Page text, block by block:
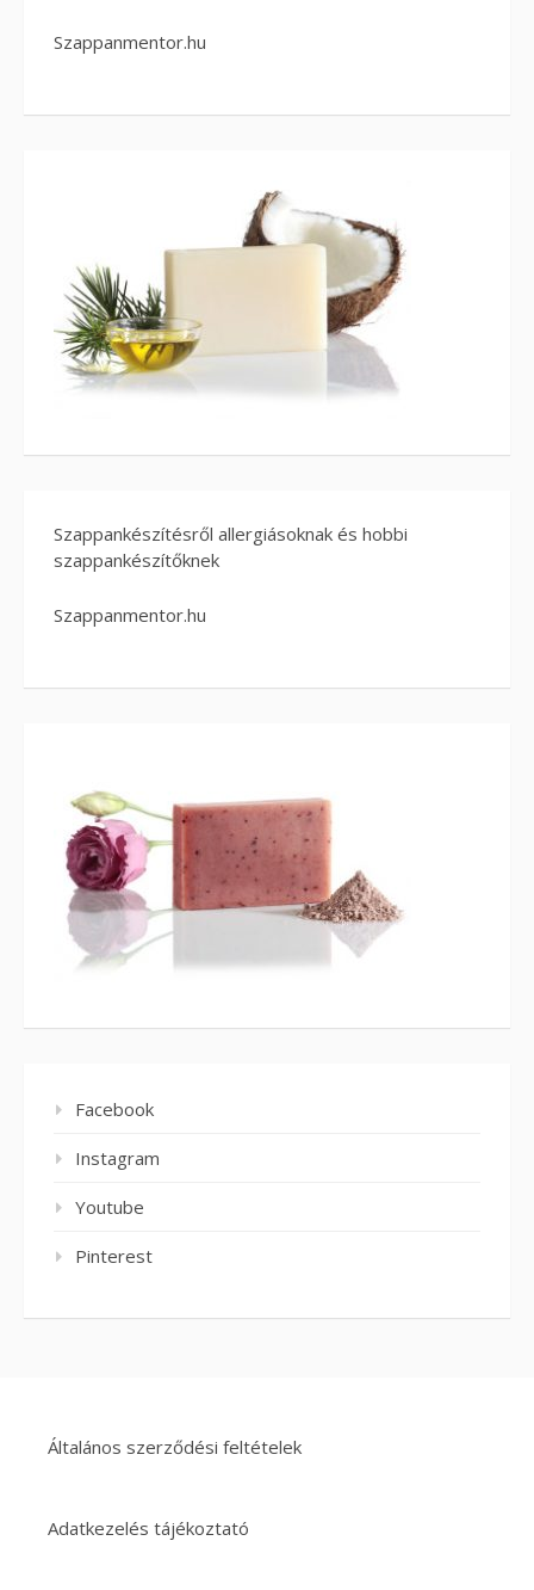
Szappanmentor.hu
Szappankészítésről allergiásoknak és hobbi
szappankészítőknek
Szappanmentor.hu
Facebook
Instagram
Youtube
Pinterest
Általános szerződési feltételek
Adatkezelés tájékoztató